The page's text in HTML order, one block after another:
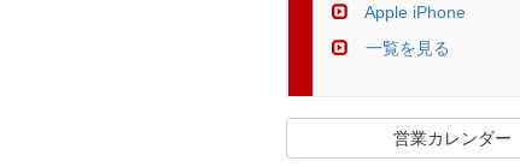
Apple iPhone
一覧を見る
営業カレンダー